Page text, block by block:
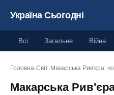
Україна Сьогодні
Всі Загальне Війна
Головна›Світ› Макарська Рив'єра:
Макарська